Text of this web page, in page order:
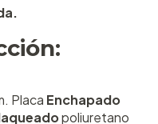
Placa Enchapado
poliuretano